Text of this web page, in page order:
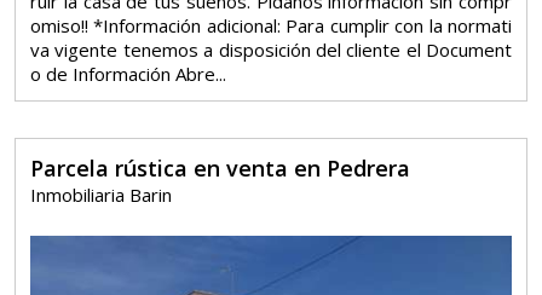
omiso!! *Información adicional: Para cumplir con la normati
va vigente tenemos a disposición del cliente el Document
o de Información Abre...
Parcela rústica en venta en Pedrera
Inmobiliaria Barin